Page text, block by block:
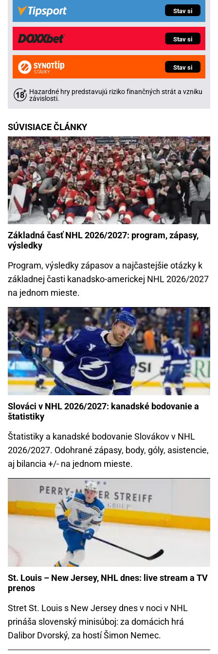
Stav si
Stav si
Stav si
Hazardné hry predstavujú riziko finančných strát a vzniku
závislosti.
SÚVISIACE ČLÁNKY
Základná časť NHL 2026/2027: program, zápasy,
výsledky
Program, výsledky zápasov a najčastejšie otázky k
základnej časti kanadsko-americkej NHL 2026/2027
na jednom mieste.
Slováci v NHL 2026/2027: kanadské bodovanie a
štatistiky
Štatistiky a kanadské bodovanie Slovákov v NHL
2026/2027. Odohrané zápasy, body, góly, asistencie,
aj bilancia +/- na jednom mieste.
St. Louis – New Jersey, NHL dnes: live stream a TV
prenos
Stret St. Louis s New Jersey dnes v noci v NHL
prináša slovenský minisúboj: za domácich hrá
Dalibor Dvorský, za hostí Šimon Nemec.